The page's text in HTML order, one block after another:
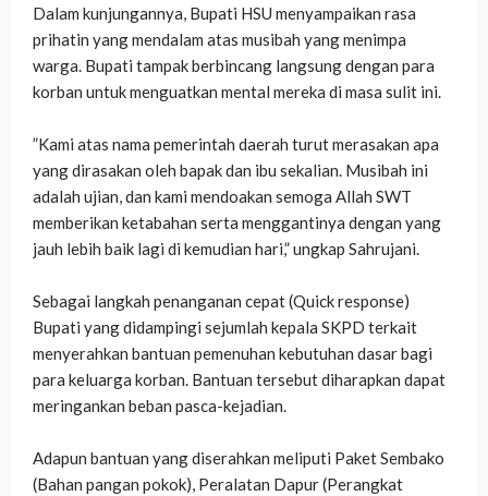
‎Dalam kunjungannya, Bupati HSU menyampaikan rasa
prihatin yang mendalam atas musibah yang menimpa
warga. Bupati tampak berbincang langsung dengan para
korban untuk menguatkan mental mereka di masa sulit ini.
‎”Kami atas nama pemerintah daerah turut merasakan apa
yang dirasakan oleh bapak dan ibu sekalian. Musibah ini
adalah ujian, dan kami mendoakan semoga Allah SWT
memberikan ketabahan serta menggantinya dengan yang
jauh lebih baik lagi di kemudian hari,” ungkap Sahrujani.
‎Sebagai langkah penanganan cepat (Quick response)
Bupati yang didampingi sejumlah kepala SKPD terkait
menyerahkan bantuan pemenuhan kebutuhan dasar bagi
para keluarga korban. Bantuan tersebut diharapkan dapat
meringankan beban pasca-kejadian.
‎Adapun bantuan yang diserahkan meliputi Paket Sembako
(Bahan pangan pokok), Peralatan Dapur (Perangkat